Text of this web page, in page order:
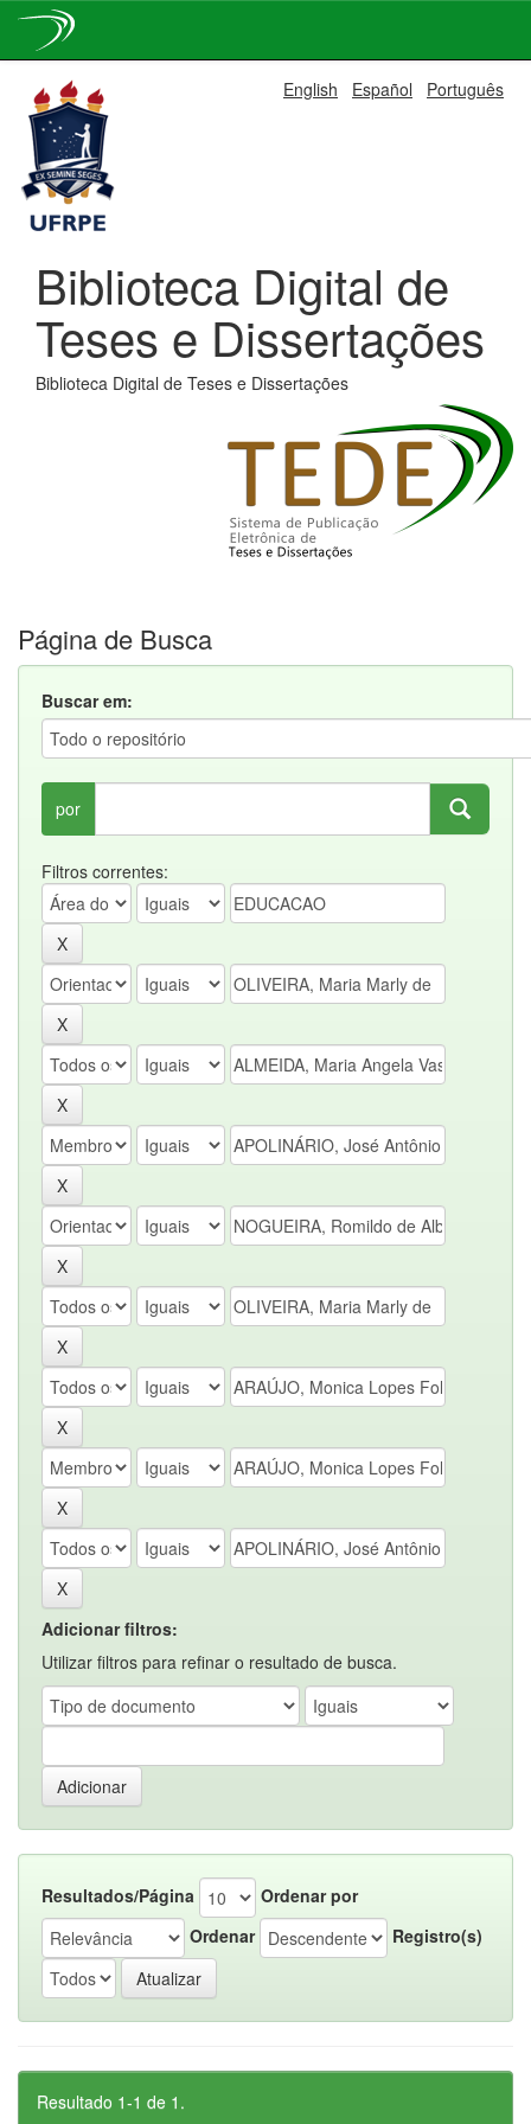
navigation
English Español Português
Biblioteca Digital de
Teses e Dissertações
Biblioteca Digital de Teses e Dissertações
Página de Busca
Buscar em:
por
Filtros correntes:
Adicionar filtros:
Utilizar filtros para refinar o resultado de busca.
Resultados/Página
Ordenar por
Ordenar
Registro(s)
Resultado 1-1 de 1.